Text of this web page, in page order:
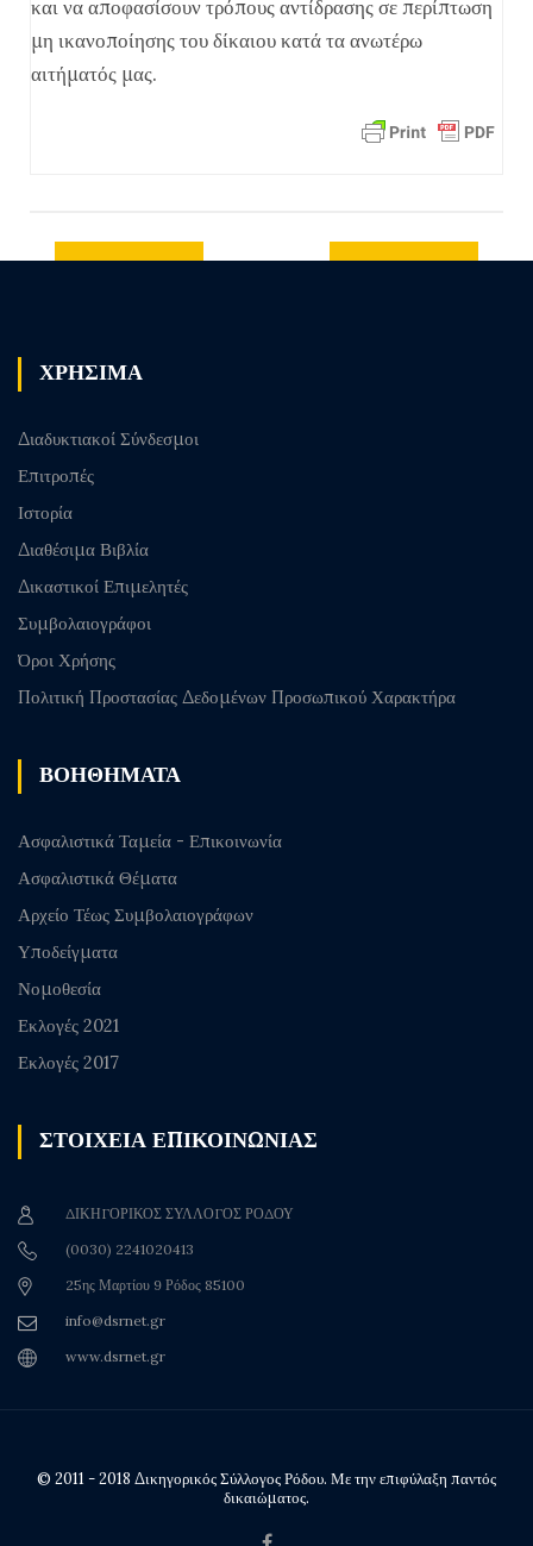
και να αποφασίσουν τρόπους αντίδρασης σε περίπτωση
μη ικανοποίησης του δίκαιου κατά τα ανωτέρω
αιτήματός μας.
ΧΡΗΣΙΜΑ
Διαδυκτιακοί Σύνδεσμοι
Επιτροπές
Ιστορία
Διαθέσιμα Βιβλία
Δικαστικοί Επιμελητές
Συμβολαιογράφοι
Όροι Χρήσης
Πολιτική Προστασίας Δεδομένων Προσωπικού Χαρακτήρα
ΒΟΗΘΗΜΑΤΑ
Ασφαλιστικά Ταμεία - Επικοινωνία
Ασφαλιστικά Θέματα
Αρχείο Τέως Συμβολαιογράφων
Υποδείγματα
Νομοθεσία
Εκλογές 2021
Εκλογές 2017
ΣΤΟΙΧΕΙΑ ΕΠΙΚΟΙΝΩΝΙΑΣ
ΔΙΚΗΓΟΡΙΚΟΣ ΣΥΛΛΟΓΟΣ ΡΟΔΟΥ
(0030) 2241020413
25ης Μαρτίου 9 Ρόδος 85100
info@dsrnet.gr
www.dsrnet.gr
© 2011 - 2018 Δικηγορικός Σύλλογος Ρόδου. Με την επιφύλαξη παντός
δικαιώματος.